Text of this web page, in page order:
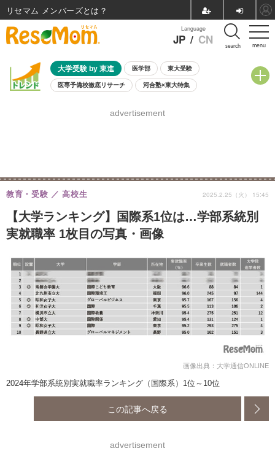
menu
Language
JP / CN search
大学受験 by 東進 医学部 東大受験
医専予備校徹底リサーチ 河合塾×東大特集
8月開催学校説明会・相談会
advertisement
【大学ランキング】国際系1位は…学部系統別
実就職率 1枚目の写真・画像
教育・受験 高校生 2025.2.25（火） 15:45
画像出典：大学通信ONLINE
2024年学部系統別実就職率ランキング（国際系）1位～10位
この記事へ戻る
advertisement
リセマム メンバーズ